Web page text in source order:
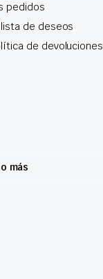
pedidos
lista de deseos
de devoluciones
más